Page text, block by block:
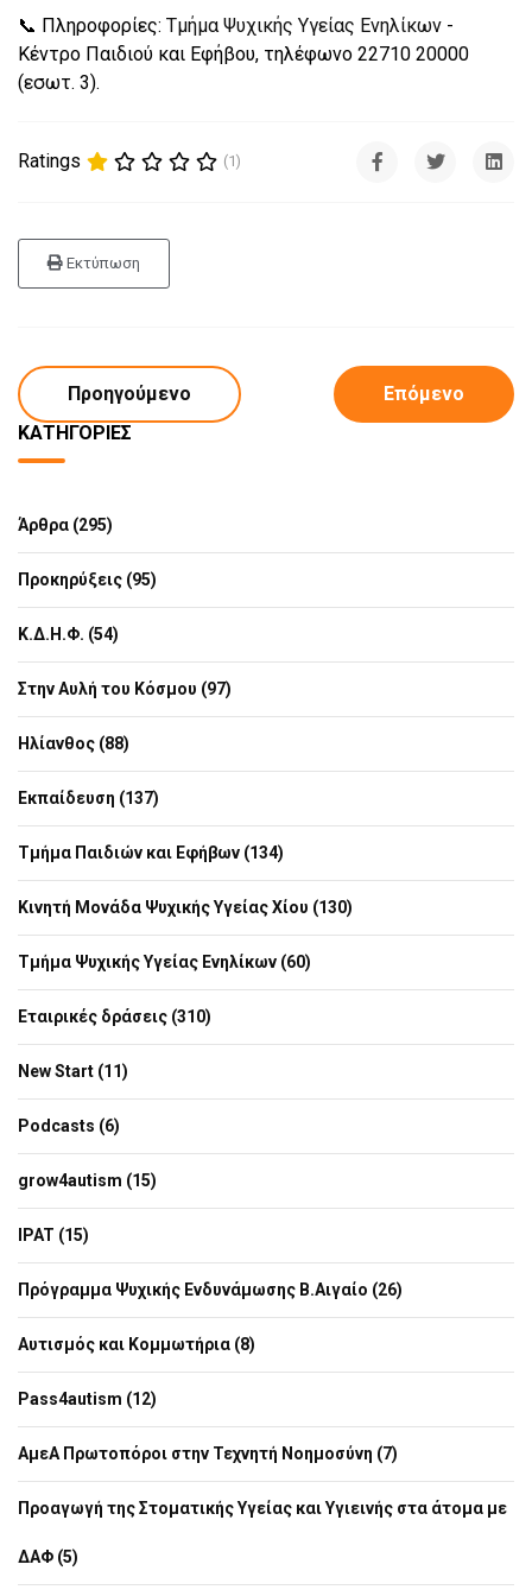
📞 Πληροφορίες: Τμήμα Ψυχικής Υγείας Ενηλίκων -
Κέντρο Παιδιού και Εφήβου, τηλέφωνο 22710 20000
(εσωτ. 3).
Ratings (1)
Εκτύπωση
Προηγούμενο
Επόμενο
ΚΑΤΗΓΟΡΊΕΣ
Άρθρα (295)
Προκηρύξεις (95)
Κ.Δ.Η.Φ. (54)
Στην Αυλή του Κόσμου (97)
Ηλίανθος (88)
Εκπαίδευση (137)
Τμήμα Παιδιών και Εφήβων (134)
Κινητή Μονάδα Ψυχικής Υγείας Χίου (130)
Τμήμα Ψυχικής Υγείας Ενηλίκων (60)
Εταιρικές δράσεις (310)
New Start (11)
Podcasts (6)
grow4autism (15)
IPAT (15)
Πρόγραμμα Ψυχικής Ενδυνάμωσης Β.Αιγαίο (26)
Αυτισμός και Κομμωτήρια (8)
Pass4autism (12)
ΑμεΑ Πρωτοπόροι στην Τεχνητή Νοημοσύνη (7)
Προαγωγή της Στοματικής Υγείας και Υγιεινής στα άτομα με
ΔΑΦ (5)